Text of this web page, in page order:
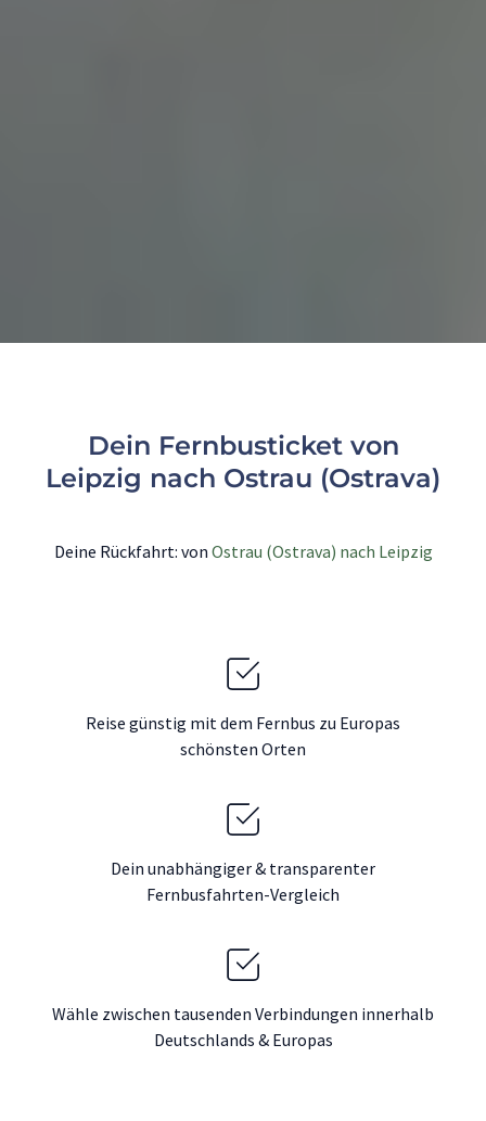
Dein Fernbusticket von
Leipzig nach Ostrau (Ostrava)
Deine Rückfahrt: von Ostrau (Ostrava) nach Leipzig
Reise günstig mit dem Fernbus zu Europas
schönsten Orten
Dein unabhängiger & transparenter
Fernbusfahrten-Vergleich
Wähle zwischen tausenden Verbindungen innerhalb
Deutschlands & Europas